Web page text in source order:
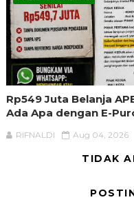
Rp549 Juta Belanja
Ada Apa dengan E-
RIFNALDI Aug 04, 2026
TIDAK